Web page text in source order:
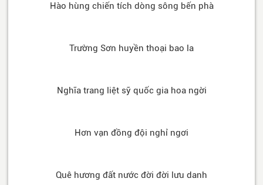
Hào hùng chiến tích dòng sông bến phà
Trường Sơn huyền thoại bao la
Nghĩa trang liệt sỹ quốc gia hoa ngời
Hơn vạn đồng đội nghỉ ngơi
Quê hương đất nước đời đời lưu danh